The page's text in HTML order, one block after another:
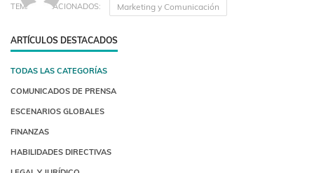
TEMAS RELACIONADOS: Marketing y Comunicación
ARTÍCULOS DESTACADOS
TODAS LAS CATEGORÍAS
COMUNICADOS DE PRENSA
ESCENARIOS GLOBALES
FINANZAS
HABILIDADES DIRECTIVAS